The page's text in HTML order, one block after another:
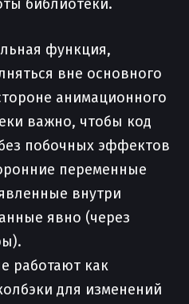
библиотеки.
функция,
вне основного
анимационного
важно, чтобы код
побочных эффектов
переменные
внутри
явно (через
работают как
для изменений